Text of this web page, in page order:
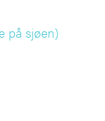
på sjøen)